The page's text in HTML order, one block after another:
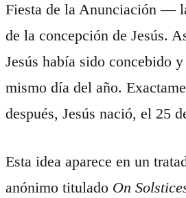
Fiesta de la Anunciación —
de la concepción de Jesús.
Jesús había sido concebido
mismo día del año.
después, Jesús nació, el 25
Esta idea aparece en un
anónimo titulado On